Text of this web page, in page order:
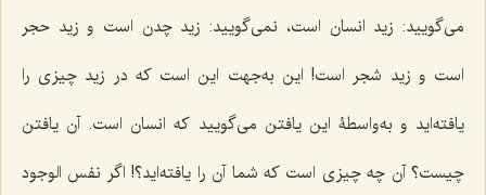
می‌گویید: زید انسان است، نمی‌گویید: زید چدن است و زید حجر
است و زید شجر است! این به‌جهت این است که در زید چیزی را
یافته‌اید و به‌واسطۀ این یافتن می‌گویید که انسان است. آن یافتن
چیست؟ آن چه چیزی است که شما آن را یافته‌اید؟! اگر نفس الوجود